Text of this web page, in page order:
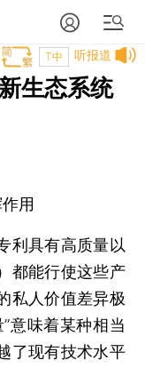
听报道
T中
生态系统
用
具有高质量以
都能行使这些产
私人价值差异极
意味着某种相当
了现有技术水平